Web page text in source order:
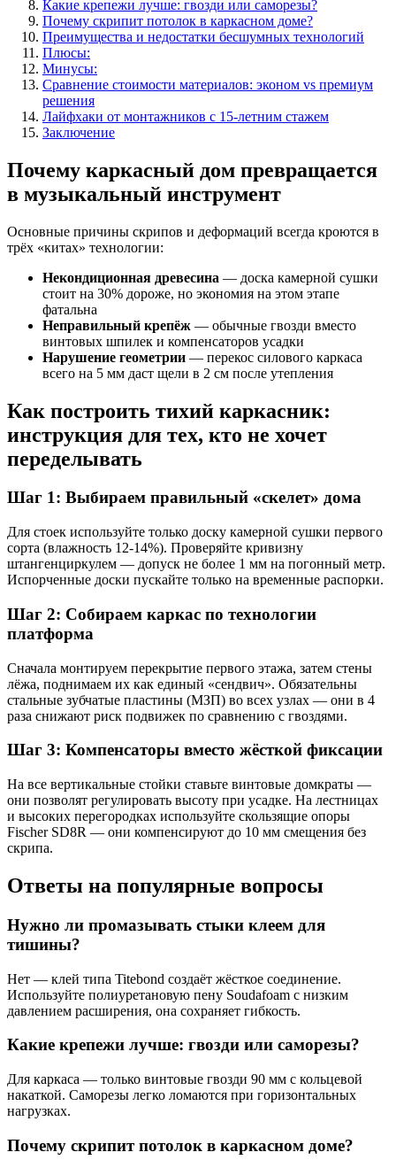
Какие крепежи лучше: гвозди или саморезы?
Почему скрипит потолок в каркасном доме?
Преимущества и недостатки бесшумных технологий
Плюсы:
Минусы:
Сравнение стоимости материалов: эконом vs премиум
решения
Лайфхаки от монтажников с 15-летним стажем
Заключение
Почему каркасный дом превращается
в музыкальный инструмент
Основные причины скрипов и деформаций всегда кроются в
трёх «китах» технологии:
Некондиционная древесина — доска камерной сушки
стоит на 30% дороже, но экономия на этом этапе
фатальна
Неправильный крепёж — обычные гвозди вместо
винтовых шпилек и компенсаторов усадки
Нарушение геометрии — перекос силового каркаса
всего на 5 мм даст щели в 2 см после утепления
Как построить тихий каркасник:
инструкция для тех, кто не хочет
переделывать
Шаг 1: Выбираем правильный «скелет» дома
Для стоек используйте только доску камерной сушки первого
сорта (влажность 12-14%). Проверяйте кривизну
штангенциркулем — допуск не более 1 мм на погонный метр.
Испорченные доски пускайте только на временные распорки.
Шаг 2: Собираем каркас по технологии
платформа
Сначала монтируем перекрытие первого этажа, затем стены
лёжа, поднимаем их как единый «сендвич». Обязательны
стальные зубчатые пластины (МЗП) во всех узлах — они в 4
раза снижают риск подвижек по сравнению с гвоздями.
Шаг 3: Компенсаторы вместо жёсткой фиксации
На все вертикальные стойки ставьте винтовые домкраты —
они позволят регулировать высоту при усадке. На лестницах
и высоких перегородках используйте скользящие опоры
Fischer SD8R — они компенсируют до 10 мм смещения без
скрипа.
Ответы на популярные вопросы
Нужно ли промазывать стыки клеем для
тишины?
Нет — клей типа Titebond создаёт жёсткое соединение.
Используйте полиуретановую пену Soudafoam с низким
давлением расширения, она сохраняет гибкость.
Какие крепежи лучше: гвозди или саморезы?
Для каркаса — только винтовые гвозди 90 мм с кольцевой
накаткой. Саморезы легко ломаются при горизонтальных
нагрузках.
Почему скрипит потолок в каркасном доме?